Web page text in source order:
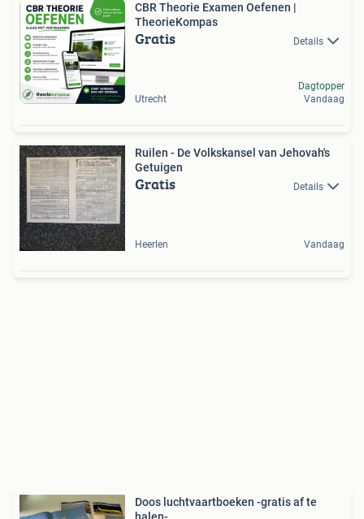
CBR Theorie Examen Oefenen |
TheorieKompas
Gratis Details
Utrecht
Dagtopper
Vandaag
Ruilen - De Volkskansel van Jehovah's
Getuigen
Gratis Details
Heerlen Vandaag
Doos luchtvaartboeken -gratis af te